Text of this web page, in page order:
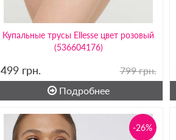
Купальные трусы Ellesse цвет розовый
(536604176)
499 грн.
799 грн.
Подробнее
-26%